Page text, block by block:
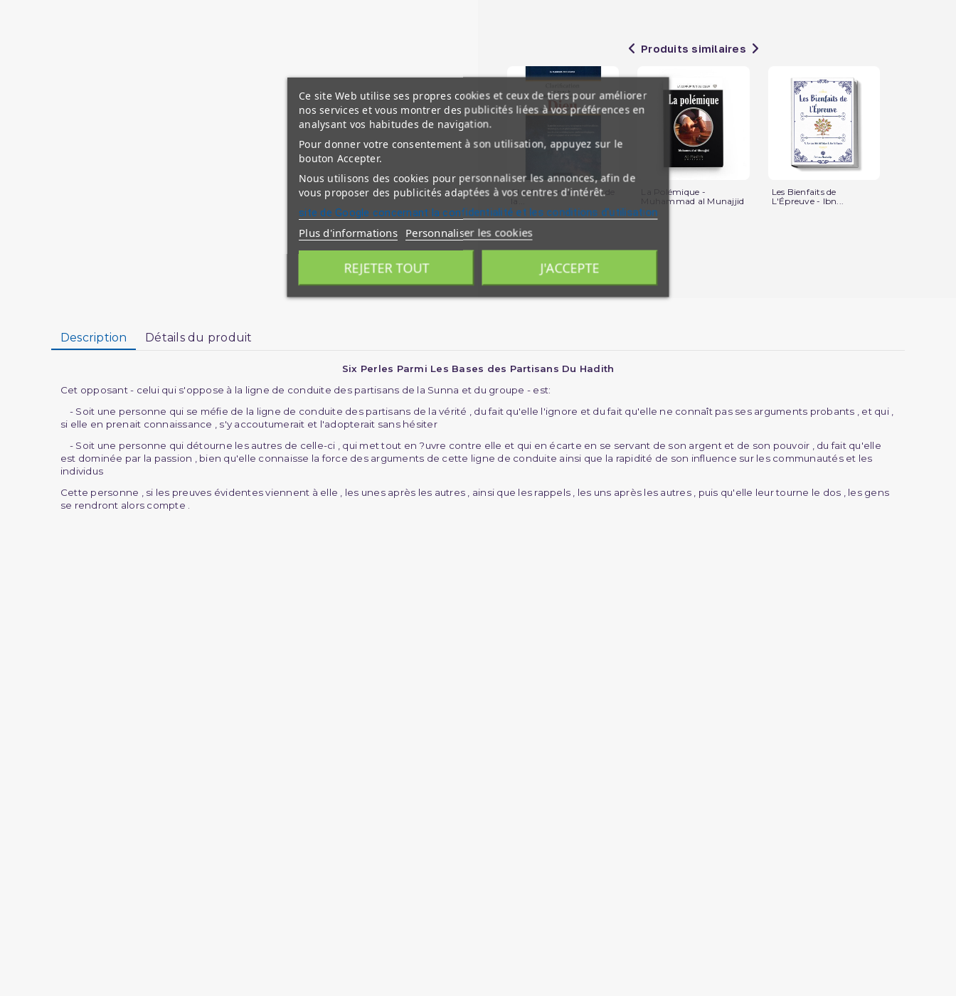
Produits similaires
Clarification à Propos de
La Polémique -
Muhammad al Munajjid
Les Bienfaits de
L'Épreuve - Ibn...
Description Détails du produit
Six Perles Parmi Les Bases des Partisans Du Hadith
Cet opposant - celui qui s'oppose à la ligne de conduite des partisans de la Sunna et du groupe - est:
- Soit une personne qui se méfie de la ligne de conduite des partisans de la vérité , du fait qu'elle l'ignore et du fait qu'elle ne connaît pas ses arguments probants , et qui ,
si elle en prenait connaissance , s'y accoutumerait et l'adopterait sans hésiter
- Soit une personne qui détourne les autres de celle-ci , qui met tout en ?uvre contre elle et qui en écarte en se servant de son argent et de son pouvoir , du fait qu'elle
est dominée par la passion , bien qu'elle connaisse la force des arguments de cette ligne de conduite ainsi que la rapidité de son influence sur les communautés et les
individus
Cette personne , si les preuves évidentes viennent à elle , les unes après les autres , ainsi que les rappels , les uns après les autres , puis qu'elle leur tourne le dos , les gens
se rendront alors compte .
Ce site Web utilise ses propres cookies et ceux de tiers pour améliorer
nos services et vous montrer des publicités liées à vos préférences en
analysant vos habitudes de navigation.
Pour donner votre consentement à son utilisation, appuyez sur le
bouton Accepter.
Nous utilisons des cookies pour personnaliser les annonces, afin de
vous proposer des publicités adaptées à vos centres d'intérêt.
site de Google concernant la confidentialité et les conditions d'utilisation
Plus d'informations Personnaliser les cookies
REJETER TOUT J'ACCEPTE